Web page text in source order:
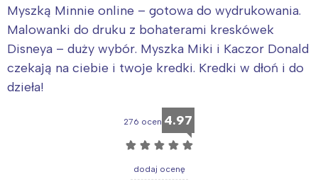
Myszką Minnie online – gotowa do wydrukowania.
Malowanki do druku z bohaterami kreskówek
Disneya – duży wybór. Myszka Miki i Kaczor Donald
czekają na ciebie i twoje kredki. Kredki w dłoń i do
dzieła!
276 ocen 4.97
☆ ☆ ☆ ☆ ☆
dodaj ocenę